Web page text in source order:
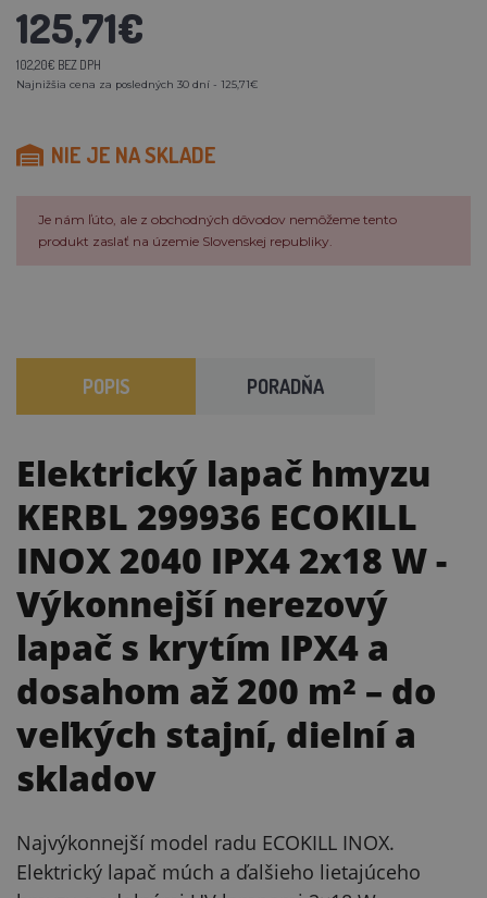
125,71€
102,20€ BEZ DPH
Najnižšia cena za posledných 30 dní - 125,71€
NIE JE NA SKLADE
Je nám ľúto, ale z obchodných dôvodov nemôžeme tento
produkt zaslať na územie Slovenskej republiky.
POPIS PORADŇA
Elektrický lapač hmyzu
KERBL 299936 ECOKILL
INOX 2040 IPX4 2x18 W-
Výkonnejší nerezový
lapač s krytím IPX4 a
dosahom až 200 m² – do
veľkých stajní, dielní a
skladov
Najvýkonnejší model radu ECOKILL INOX.
Elektrický lapač múch a ďalšieho lietajúceho